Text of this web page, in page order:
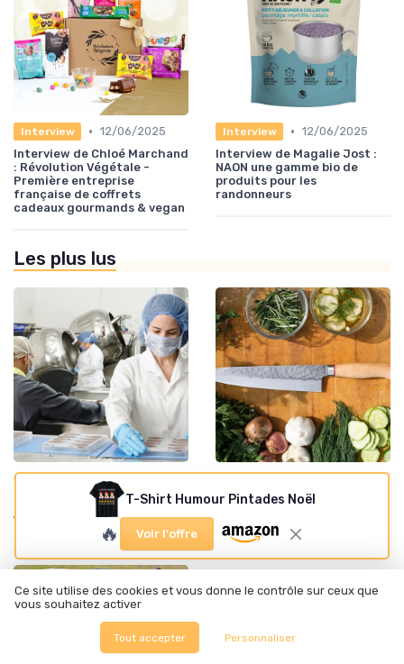
Interview • 12/06/2025
Interview de Chloé Marchand
: Révolution Végétale -
Première entreprise
française de coffrets
cadeaux gourmands & vegan
Interview • 12/06/2025
Interview de Magalie Jost :
NAON une gamme bio de
produits pour les
randonneurs
Les plus lus
Qualité des produits • 05/09/2025
Choisir entre l'eau de Saint-
Antonin et Hépar : quelle est
la meilleure option ?
Sécurité alimentaire • 12/06/2025
Téléchargez gratuitement
T-Shirt Humour Pintades Noël
🔥 Voir l'offre
Ce site utilise des cookies et vous donne le contrôle sur ceux que
vous souhaitez activer
Tout accepter Personnaliser